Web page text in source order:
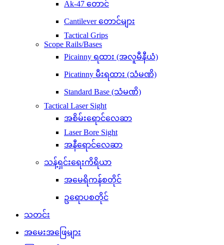
Ak-47 တောင်
Cantilever တောင်များ
Tactical Grips
Scope Rails/Bases
Picainny ရထား (အလူမီနီယံ)
Picatinny မီးရထား (သံမဏိ)
Standard Base (သံမဏိ)
Tactical Laser Sight
အစိမ်းရောင်လေဆာ
Laser Bore Sight
အနီရောင်လေဆာ
သန့်ရှင်းရေးကိရိယာ
အမေရိကန်စတိုင်
ဥရောပစတိုင်
သတင်း
အမေးအဖြေများ